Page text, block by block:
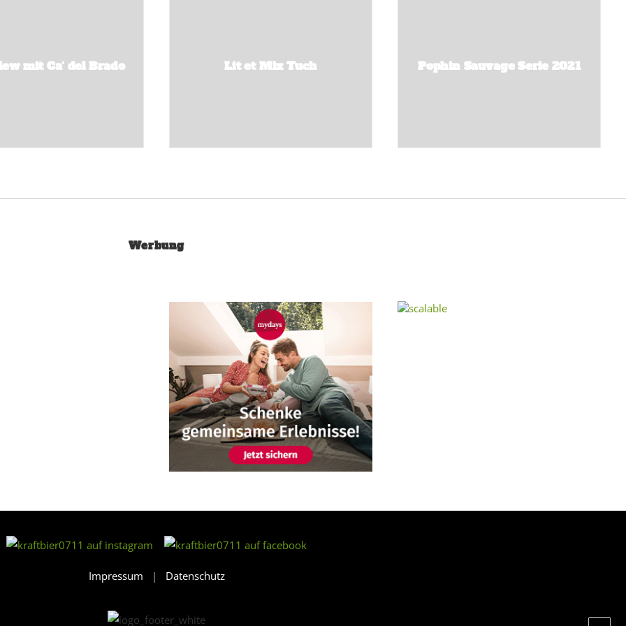
mit Ca‘ del Brado Lit et Mix Tuch Pophin Sauvage Serie 2021
Werbung
Impressum | Datenschutz